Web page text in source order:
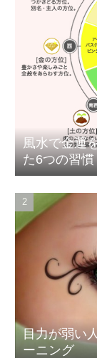
風水で金運
た6つの習慣
目力が弱い
ーニング